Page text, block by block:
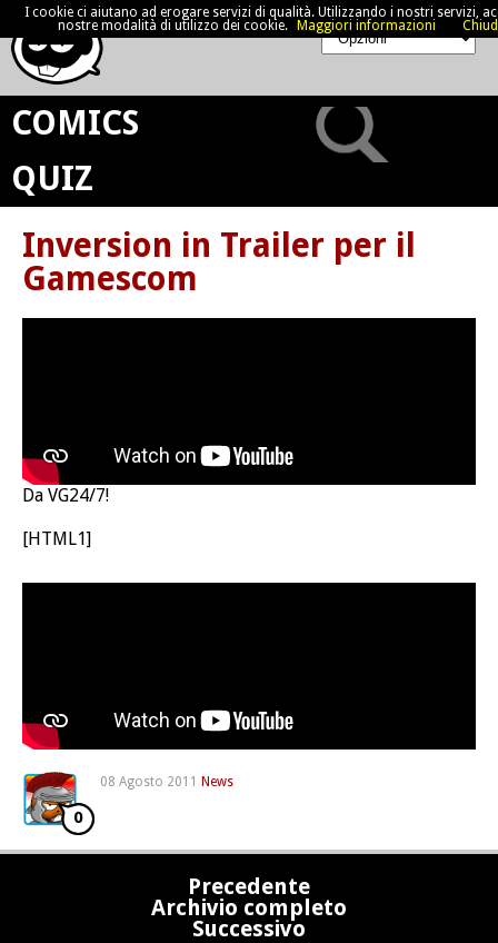
COMICS
QUIZ
Inversion in Trailer per il
Gamescom
Da VG24/7!
[HTML1]
08 Agosto 2011 News
0
Precedente
Archivio completo
Successivo
I cookie ci aiutano ad erogare servizi di qualità. Utilizzando i nostri servizi,
nostre modalità di utilizzo dei cookie.
Maggiori informazioni